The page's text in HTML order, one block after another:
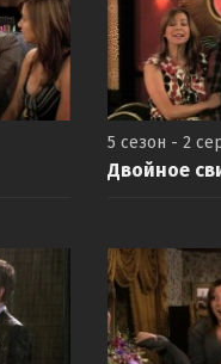
5 сезон - 2
Двойное